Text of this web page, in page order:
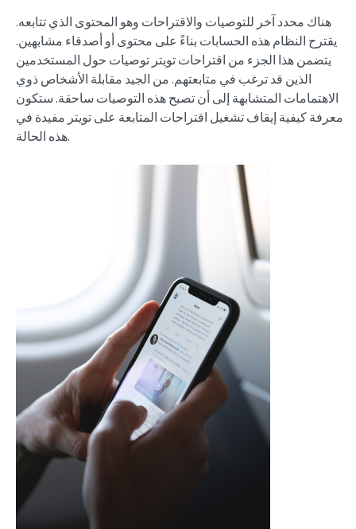
هناك محدد آخر للتوصيات والاقتراحات وهو المحتوى الذي تتابعه.
يقترح النظام هذه الحسابات بناءً على محتوى أو أصدقاء مشابهين.
يتضمن هذا الجزء من اقتراحات تويتر توصيات حول المستخدمين
الذين قد ترغب في متابعتهم. من الجيد مقابلة الأشخاص ذوي
الاهتمامات المتشابهة إلى أن تصبح هذه التوصيات ساحقة. ستكون
معرفة كيفية إيقاف تشغيل اقتراحات المتابعة على تويتر مفيدة في
هذه الحالة.